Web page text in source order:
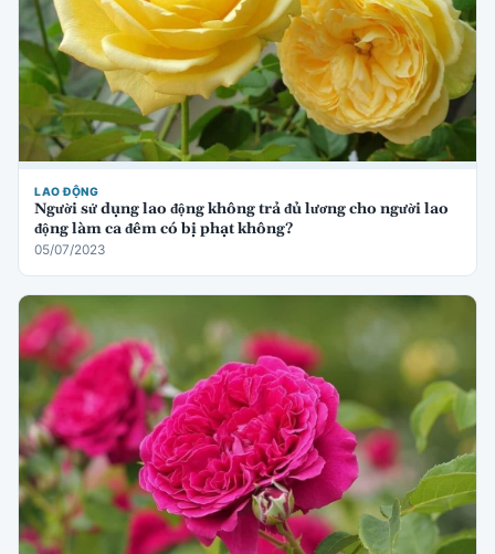
LAO ĐỘNG
Người sử dụng lao động không trả đủ lương cho người lao
động làm ca đêm có bị phạt không?
05/07/2023